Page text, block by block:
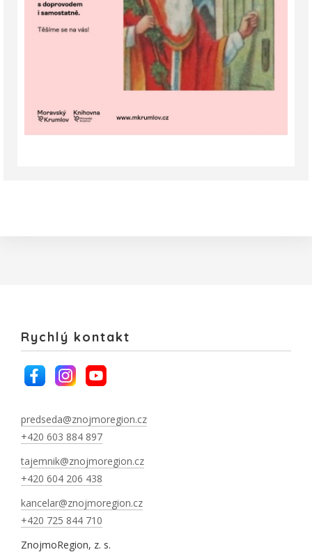
Rychlý kontakt
predseda@znojmoregion.cz
+420 603 884 897
tajemnik@znojmoregion.cz
+420 604 206 438
kancelar@znojmoregion.cz
+420 725 844 710
ZnojmoRegion, z. s.